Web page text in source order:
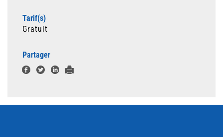
Tarif(s)
Gratuit
Partager